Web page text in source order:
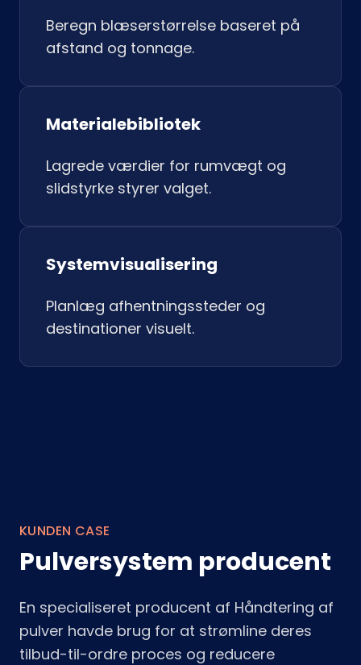
Beregn blæserstørrelse baseret på
afstand og tonnage.
Materialebibliotek
Lagrede værdier for rumvægt og
slidstyrke styrer valget.
Systemvisualisering
Planlæg afhentningssteder og
destinationer visuelt.
KUNDEN CASE
Pulversystem producent
En specialiseret producent af Håndtering af
pulver havde brug for at strømline deres
tilbud-til-ordre proces og reducere